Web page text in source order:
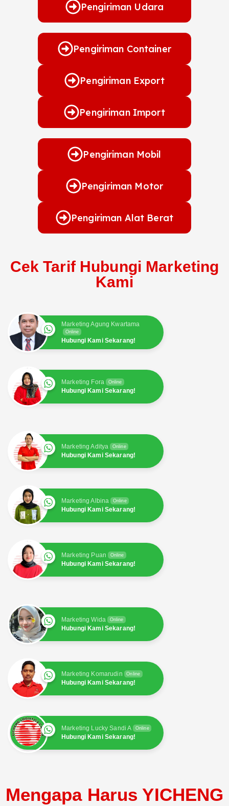
Pengiriman Udara
Pengiriman Container
Pengiriman Export
Pengiriman Import
Pengiriman Mobil
Pengiriman Motor
Pengiriman Alat Berat
Cek Tarif Hubungi Marketing
Kami
Marketing Agung Kwartama
Online
Hubungi Kami Sekarang!
Marketing Fora Online
Hubungi Kami Sekarang!
Marketing Aditya Online
Hubungi Kami Sekarang!
Marketing Albina Online
Hubungi Kami Sekarang!
Marketing Puan Online
Hubungi Kami Sekarang!
Marketing Wida Online
Hubungi Kami Sekarang!
Marketing Komarudin Online
Hubungi Kami Sekarang!
Marketing Lucky Sandi A Online
Hubungi Kami Sekarang!
Mengapa Harus YICHENG